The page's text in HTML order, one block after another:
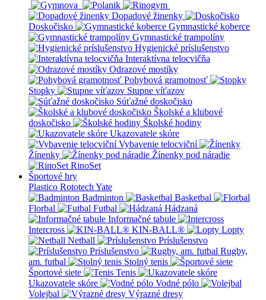
Dopadové žinenky
Doskočisko
Gymnastické koberce
Gymnastické trampolíny
Hygienické príslušenstvo
Interaktívna telocvičňa
Odrazové mostíky
Pohybová gramotnosť
Stopky
Stupne víťazov
Súťažné doskočisko
Školské a klubové
doskočisko
Školské hodiny
Ukazovatele skóre
Vybavenie telocviční
Žínenky
Žínenky pod náradie
RinoSet
Športové hry
Plastico Rototech Yate
Badminton
Basketbal
Florbal
Futbal
Hádzaná
Informačné tabule
Intercross
KIN-BALL®
Lopty
Netball
Príslušenstvo
Príslušenstvo
Rugby,
am. futbal
Stolný tenis
Športové siete
Tenis
Ukazovatele skóre
Vodné pólo
Volejbal
Výrazné dresy